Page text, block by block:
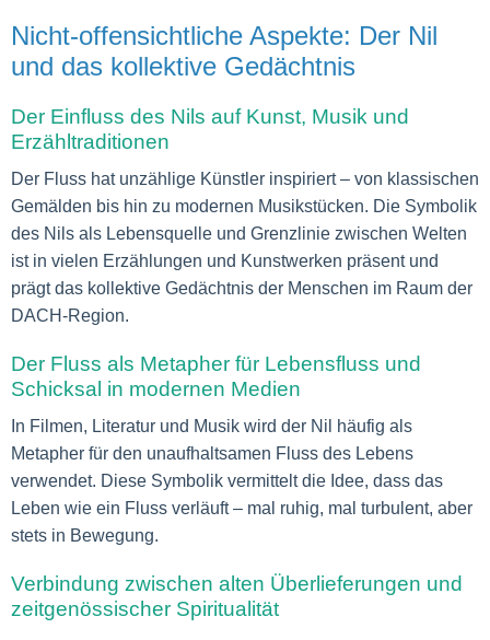
Nicht-offensichtliche Aspekte: Der Nil
und das kollektive Gedächtnis
Der Einfluss des Nils auf Kunst, Musik und
Erzähltraditionen
Der Fluss hat unzählige Künstler inspiriert – von klassischen
Gemälden bis hin zu modernen Musikstücken. Die Symbolik
des Nils als Lebensquelle und Grenzlinie zwischen Welten
ist in vielen Erzählungen und Kunstwerken präsent und
prägt das kollektive Gedächtnis der Menschen im Raum der
DACH-Region.
Der Fluss als Metapher für Lebensfluss und
Schicksal in modernen Medien
In Filmen, Literatur und Musik wird der Nil häufig als
Metapher für den unaufhaltsamen Fluss des Lebens
verwendet. Diese Symbolik vermittelt die Idee, dass das
Leben wie ein Fluss verläuft – mal ruhig, mal turbulent, aber
stets in Bewegung.
Verbindung zwischen alten Überlieferungen und
zeitgenössischer Spiritualität